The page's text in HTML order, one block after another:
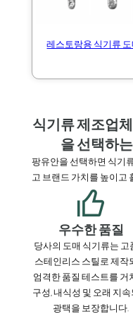
레스토랑용 식기류
식기류 제조업
을 선택하
팡유안을 선택하면 식기
고 브랜드 가치를 높이고
우수한 품질
당사의 도매 식기류는 고
스테인리스 스틸로 제작
엄격한 품질 테스트를 거
구성, 내식성 및 오래 지
광택을 보장합니다.